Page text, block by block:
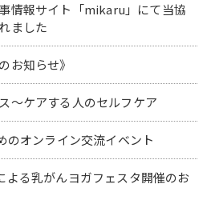
情報サイト「mikaru」にて当協
ました
お知らせ》
～ケアする人のセルフケア
のオンライン交流イベント
る乳がんヨガフェスタ開催のお